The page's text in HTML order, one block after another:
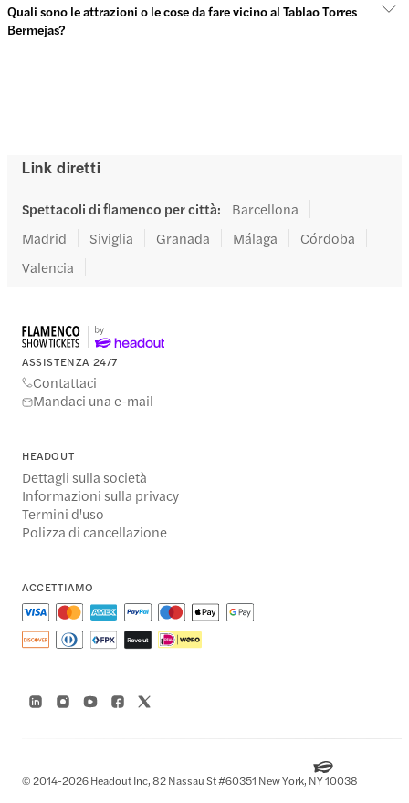
Quali sono le attrazioni o le cose da fare vicino al Tablao Torres
Bermejas?
Link diretti
Spettacoli di flamenco per città:
Barcellona
Madrid
Siviglia Granada Málaga
Córdoba
Valencia
ASSISTENZA 24/7
Contattaci
Mandaci una e-mail
HEADOUT
Dettagli sulla società
Informazioni sulla privacy
Termini d'uso
Polizza di cancellazione
ACCETTIAMO
© 2014-2026 Headout Inc, 82 Nassau St #60351 New York, NY 10038